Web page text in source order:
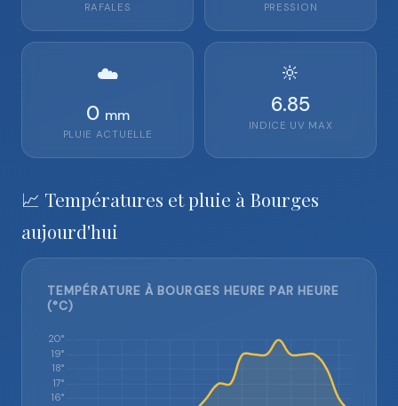
RAFALES PRESSION
☁️
0 mm
PLUIE ACTUELLE
🔆
6.85
INDICE UV MAX
📈 Températures et pluie à Bourges
aujourd'hui
TEMPÉRATURE À BOURGES HEURE PAR HEURE
(°C)